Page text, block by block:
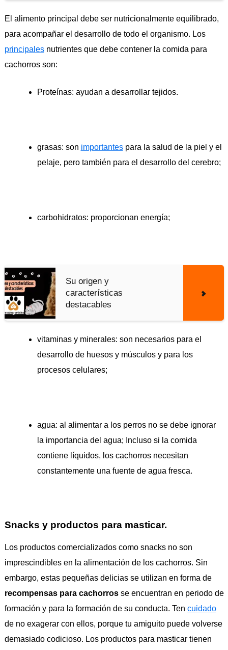
El alimento principal debe ser nutricionalmente equilibrado,
para acompañar el desarrollo de todo el organismo. Los
principalesnutrientes que debe contener la comida para
cachorros son:
Proteínas: ayudan a desarrollar tejidos.
grasas: son importantespara la salud de la piel y el
pelaje, pero también para el desarrollo del cerebro;
carbohidratos: proporcionan energía;
Su origen y
características
destacables
vitaminas y minerales: son necesarios para el
desarrollo de huesos y músculos y para los
procesos celulares;
agua: al alimentar a los perros no se debe ignorar
la importancia del agua; Incluso si la comida
contiene líquidos, los cachorros necesitan
constantemente una fuente de agua fresca.
Snacks y productos para masticar.
Los productos comercializados como snacks no son
imprescindibles en la alimentación de los cachorros. Sin
embargo, estas pequeñas delicias se utilizan en forma de
recompensas para cachorrosse encuentran en periodo de
formación y para la formación de su conducta. Ten cuidado
de no exagerar con ellos, porque tu amiguito puede volverse
demasiado codicioso. Los productos para masticar tienen